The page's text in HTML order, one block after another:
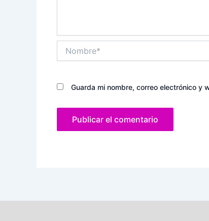
Guarda mi nombre, correo electrónico y